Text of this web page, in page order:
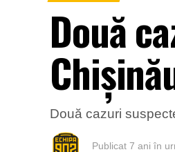
Două
Două cazuri
Publicat 7 ani în